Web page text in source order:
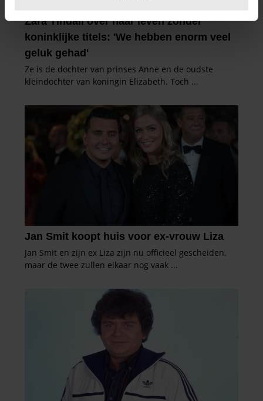
intrekken in de Cookieverklaring.
We gebruiken cookies om content en advertenties te
personaliseren, om functies voor social media te bieden
en om ons websiteverkeer te analyseren. Ook delen we
partners voor social media, adverteren en analyse. Deze
partners kunnen deze gegevens combineren met andere
informatie die u aan ze heeft verstrekt of die ze hebben
verzameld op basis van uw gebruik van hun services. U
gaat akkoord met onze cookies als u onze website blijft
gebruiken.